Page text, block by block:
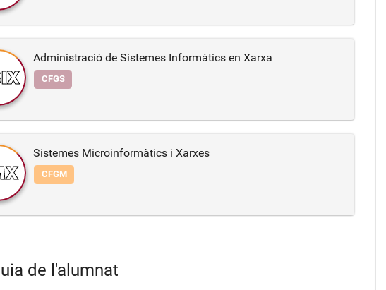
Administració de Sistemes Informàtics en Xarxa
CFGS
Sistemes Microinformàtics i Xarxes
CFGM
de l'alumnat